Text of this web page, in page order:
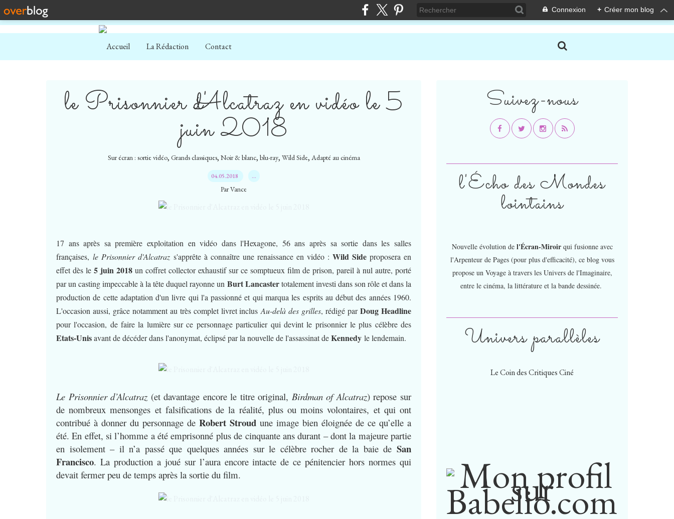
Connexion + Créer mon blog
Accueil La Rédaction Contact
le Prisonnier d'Alcatraz en vidéo le 5
juin 2018
Sur écran : sortie vidéo, Grands classiques, Noir & blanc, blu-ray, Wild Side, Adapté au cinéma
04.05.2018 …
Par Vance
17 ans après sa première exploitation en vidéo dans l'Hexagone, 56 ans après sa sortie dans les salles
françaises, le Prisonnier d'Alcatraz s'apprête à connaître une renaissance en vidéo : Wild Side proposera en
effet dès le 5 juin 2018 un coffret collector exhaustif sur ce somptueux film de prison, pareil à nul autre, porté
par un casting impeccable à la tête duquel rayonne un Burt Lancastertotalement investi dans son rôle et dans la
production de cette adaptation d'un livre qui l'a passionné et qui marqua les esprits au début des années 1960.
L'occasion aussi, grâce notamment au très complet livret inclusAu-delà des grilles, rédigé parDoug Headline
pour l'occasion, de faire la lumière sur ce personnage particulier qui devint le prisonnier le plus célèbre des
Etats-Unisavant de décéder dans l'anonymat, éclipsé par la nouvelle de l'assassinat deKennedy le lendemain.
Le Prisonnier d’Alcatraz (et davantage encore le titre original, Birdman of Alcatraz) repose sur
de nombreux mensonges et falsifications de la réalité, plus ou moins volontaires, et qui ont
contribué à donner du personnage de Robert Stroud une image bien éloignée de ce qu’elle a
été. En effet, si l’homme a été emprisonné plus de cinquante ans durant – dont la majeure partie
en isolement – il n’a passé que quelques années sur le célèbre rocher de la baie de San
Francisco. La production a joué sur l’aura encore intacte de ce pénitencier hors normes qui
devait fermer peu de temps après la sortie du film.
Suivez-nous
Univers parallèles
Le Coin des Critiques Ciné
l'Écho des Mondes
lointains
Nouvelle évolution de l'Écran-Miroir qui fusionne avec
l'Arpenteur de Pages (pour plus d'efficacité), ce blog vous
propose un Voyage à travers les Univers de l'Imaginaire,
entre le cinéma, la littérature et la bande dessinée.